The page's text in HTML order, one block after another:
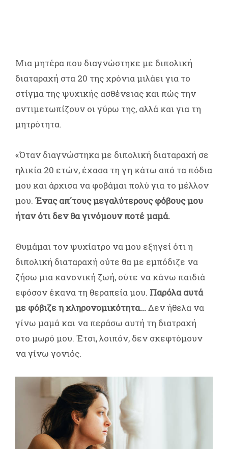
Μια μητέρα που διαγνώστηκε με διπολική
διαταραχή στα 20 της χρόνια μιλάει για το
στίγμα της ψυχικής ασθένειας και πώς την
αντιμετωπίζουν οι γύρω της, αλλά και για τη
μητρότητα.
«Όταν διαγνώστηκα με διπολική διαταραχή σε
ηλικία 20 ετών, έχασα τη γη κάτω από τα πόδια
μου και άρχισα να φοβάμαι πολύ για το μέλλον
μου. Ένας απ΄τους μεγαλύτερους φόβους μου
ήταν ότι δεν θα γινόμουν ποτέ μαμά.
Θυμάμαι τον ψυχίατρο να μου εξηγεί ότι η
διπολική διαταραχή ούτε θα με εμπόδιζε να
ζήσω μια κανονική ζωή, ούτε να κάνω παιδιά
εφόσον έκανα τη θεραπεία μου. Παρόλα αυτά
με φόβιζε η κληρονομικότητα...Δεν ήθελα να
γίνω μαμά και να περάσω αυτή τη διατραχή
στο μωρό μου. Έτσι, λοιπόν, δεν σκεφτόμουν
να γίνω γονιός.